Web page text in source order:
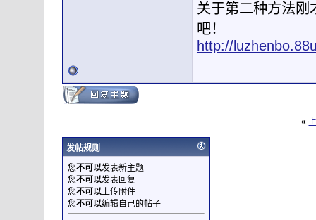
关于第二种方法刚
吧！
http://
«
发帖规则
您不可以发表新主题
您不可以发表回复
您不可以上传附件
您不可以编辑自己的帖子